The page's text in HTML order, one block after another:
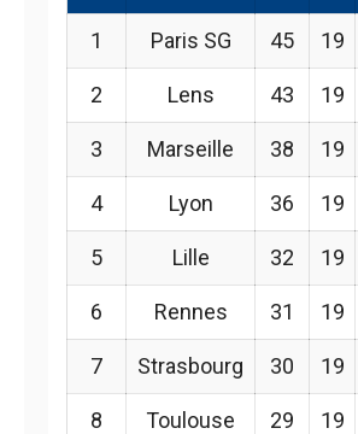
1 Paris SG 45 19
2 Lens 43 19
3 Marseille 38 19
4 Lyon 36 19
5 Lille 32 19
6 Rennes 31 19
7 Strasbourg 30 19
8 Toulouse 29 19